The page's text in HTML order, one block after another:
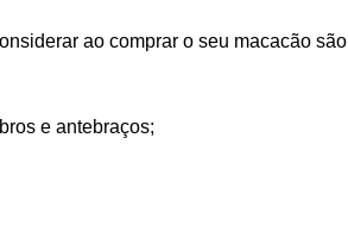
ao comprar o seu macacão
e antebraços;